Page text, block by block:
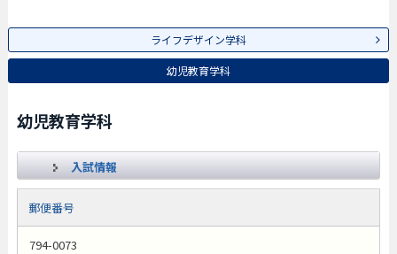
ライフデザイン学科
幼児教育学科
幼児教育学科
入試情報
郵便番号
794-0073